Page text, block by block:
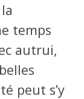
temps
autrui,
peut s’y